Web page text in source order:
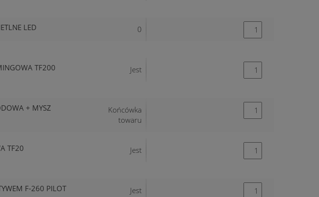
LED 0
TF200 Jest
+ MYSZ
Końcówka
towaru
TF20 Jest
F-260 PILOT Jest